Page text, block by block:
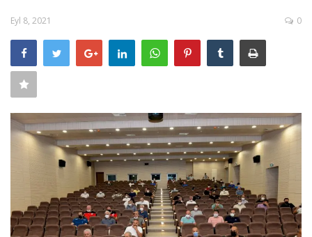
SAĞLIK
FİRMA HABER
OTURUM AÇ
KAYIT
Eyl 8, 2021 0